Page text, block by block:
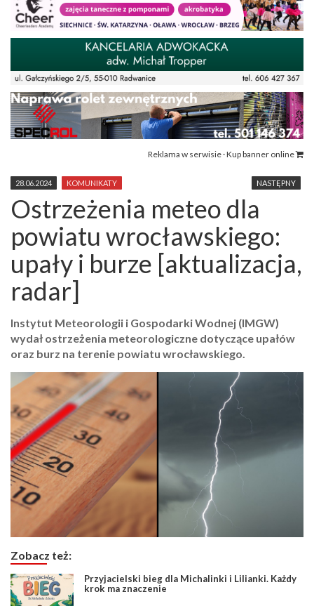
Reklama w serwisie · Kup banner online
NASTĘPNY
28.06.2024 KOMUNIKATY
Ostrzeżenia meteo dla
powiatu wrocławskiego:
upały i burze [aktualizacja,
radar]
Instytut Meteorologii i Gospodarki Wodnej (IMGW)
wydał ostrzeżenia meteorologiczne dotyczące upałów
oraz burz na terenie powiatu wrocławskiego.
Zobacz też:
Przyjacielski bieg dla Michalinki i Lilianki. Każdy
krok ma znaczenie